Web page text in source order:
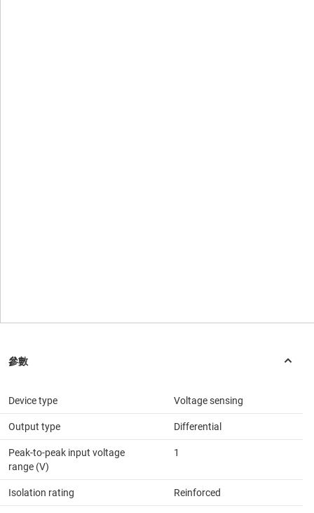
Device type Voltage sensing
Output type Differential
Peak-to-peak input voltage
range (V)
1
Isolation rating Reinforced